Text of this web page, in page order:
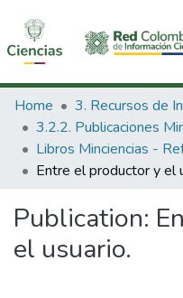
Communities & Collections
All of DSpace
Statistics
Home
Publication:
el usuario.